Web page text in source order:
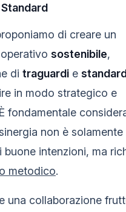
di creare un
sostenibile,
di traguardi e
in modo strategico e
fondamentale
non è solamente
buone intenzioni, ma
metodico.
una collaborazione